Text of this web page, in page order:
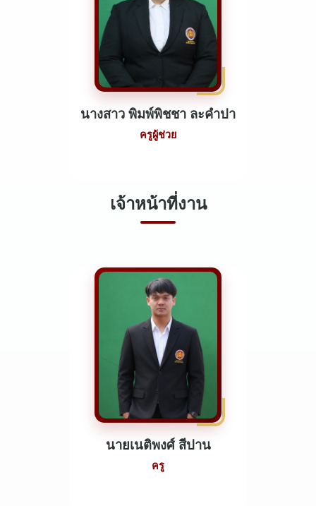
นางสาว พิมพ์พิชชา ละคำปา
ครูผู้ช่วย
เจ้าหน้าที่งาน
นายเนติพงศ์ สีปาน
ครู